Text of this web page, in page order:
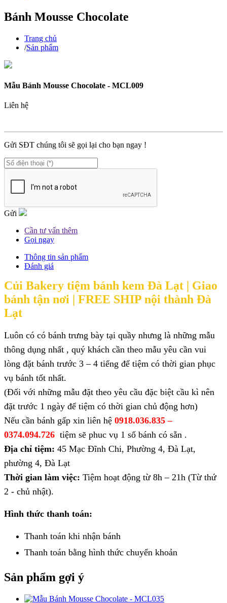
Bánh Mousse Chocolate
Trang chủ
/Sản phẩm
Mẫu Bánh Mousse Chocolate - MCL009
Liên hệ
Gửi SĐT chúng tôi sẽ gọi lại cho bạn ngay !
Gửi
Cần tư vấn thêm
Gọi ngay
Thông tin sản phẩm
Đánh giá
Củi Bakery tiệm bánh kem Đà Lạt | Giao
bánh tận nơi | FREE SHIP nội thành Đà
Lạt
Luôn có có bánh trưng bày tại quầy nhưng là những mẫu
thông dụng nhất , quý khách cần theo mẫu yêu cần vui
lòng đặt bánh trước 3 – 4 tiếng để tiệm có thời gian phục
vụ bánh tốt nhất.
(Đối với những mẫu đặt theo yêu cầu đặc biệt cầu kì nên
đặt trước 1 ngày để tiệm có thời gian chủ động hơn)
Nếu cần bánh gấp xin liên hệ 0918.036.835 –
0374.094.726 tiệm sẽ phuc vụ 1 số bánh có sẵn .
Địa chỉ tiệm: 45 Mạc Đĩnh Chi, Phường 4, Đà Lạt,
phường 4, Đà Lạt
Thời gian làm việc: Tiệm hoạt động từ 8h – 21h (Từ thứ
2 - chủ nhật).
Hình thức thanh toán:
Thanh toán khi nhận bánh
Thanh toán bằng hình thức chuyển khoản
Sản phẩm gợi ý